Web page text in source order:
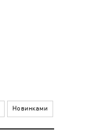
Новинками